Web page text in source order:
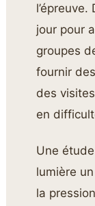
jour pour
groupes
fournir
des
en
Une
lumière
la